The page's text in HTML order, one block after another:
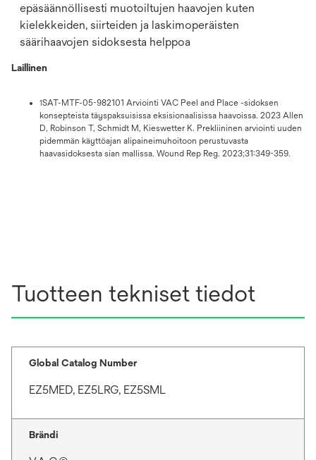
epäsäännöllisesti muotoiltujen haavojen kuten
kielekkeiden, siirteiden ja laskimoperäisten
säärihaavojen sidoksesta helppoa
Laillinen
1SAT-MTF-05-982101 Arviointi VAC Peel and Place -sidoksen
konsepteista täyspaksuisissa eksisionaalisissa haavoissa. 2023 Allen
D, Robinson T, Schmidt M, Kieswetter K. Prekliininen arviointi uuden
pidemmän käyttöajan alipaineimuhoitoon perustuvasta
haavasidoksesta sian mallissa. Wound Rep Reg. 2023;31:349-359.
Tuotteen tekniset tiedot
Global Catalog Number
EZ5MED, EZ5LRG, EZ5SML
Brändi